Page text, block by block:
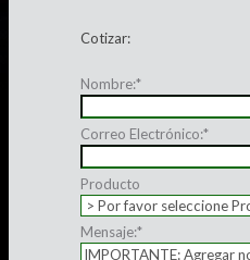
Cotizar:
Nombre:*
Correo Electrónico:*
Producto
Mensaje:*